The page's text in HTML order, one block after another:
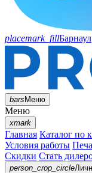
placemark_fillБарнаул
barsМеню
Меню
xmark
Главная Каталог по
Условия работы
Скидки Стать
person_crop_circle